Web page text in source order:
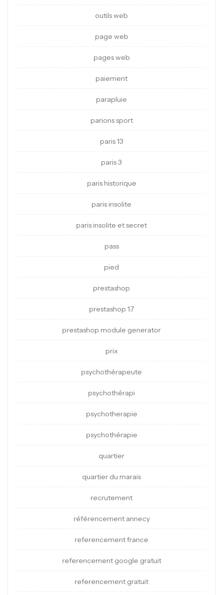
outils web
page web
pages web
paiement
parapluie
parions sport
paris 13
paris 3
paris historique
paris insolite
paris insolite et secret
pass
pied
prestashop
prestashop 1.7
prestashop module generator
prix
psychothérapeute
psychothérapi
psychotherapie
psychothérapie
quartier
quartier du marais
recrutement
référencement annecy
referencement france
referencement google gratuit
referencement gratuit